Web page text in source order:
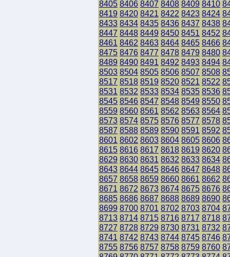
8405 8406 8407 8408 8409 8410
8419 8420 8421 8422 8423 8424
8433 8434 8435 8436 8437 8438
8447 8448 8449 8450 8451 8452
8461 8462 8463 8464 8465 8466
8475 8476 8477 8478 8479 8480
8489 8490 8491 8492 8493 8494
8503 8504 8505 8506 8507 8508
8517 8518 8519 8520 8521 8522
8531 8532 8533 8534 8535 8536
8545 8546 8547 8548 8549 8550
8559 8560 8561 8562 8563 8564
8573 8574 8575 8576 8577 8578
8587 8588 8589 8590 8591 8592
8601 8602 8603 8604 8605 8606
8615 8616 8617 8618 8619 8620
8629 8630 8631 8632 8633 8634
8643 8644 8645 8646 8647 8648
8657 8658 8659 8660 8661 8662
8671 8672 8673 8674 8675 8676
8685 8686 8687 8688 8689 8690
8699 8700 8701 8702 8703 8704
8713 8714 8715 8716 8717 8718
8727 8728 8729 8730 8731 8732
8741 8742 8743 8744 8745 8746
8755 8756 8757 8758 8759 8760